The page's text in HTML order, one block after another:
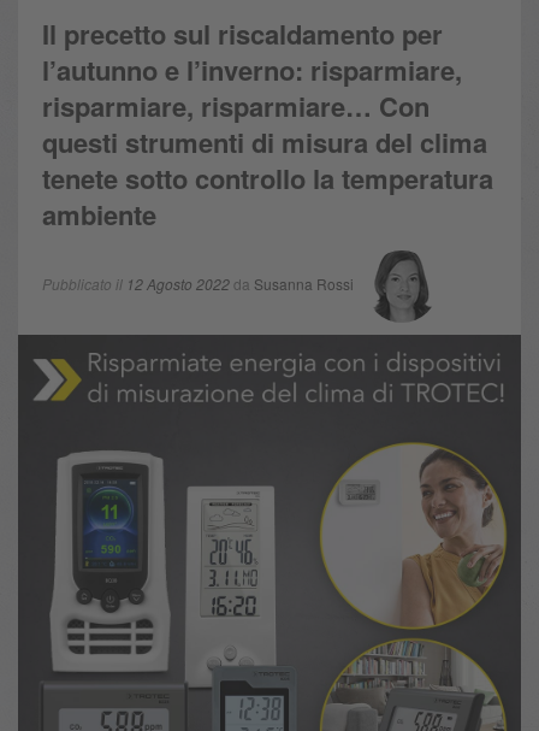
Il precetto sul riscaldamento per
l’autunno e l’inverno: risparmiare,
risparmiare, risparmiare… Con
questi strumenti di misura del clima
tenete sotto controllo la temperatura
ambiente
Pubblicato il 12 Agosto 2022da Susanna Rossi